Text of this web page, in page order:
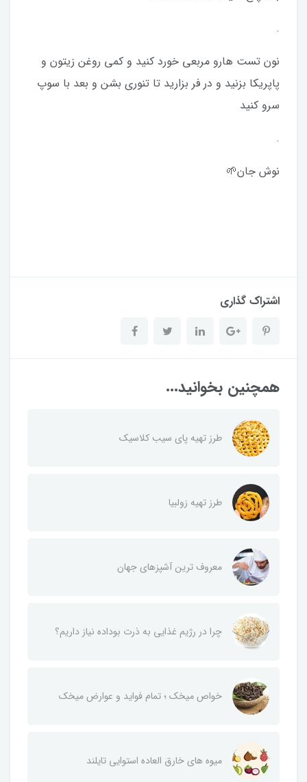
.
نون تست هارو مربعی خورد کنید و کمی روغن زیتون و
پاپریکا بزنید و در فر بزارید تا تنوری بشن و بعد با سوپ
سرو کنید
.
نوش جان🌱
اشتراک گذاری
همچنین بخوانید...
طرز تهیه پای سیب کلاسیک
طرز تهیه زولبیا
معروف ترین آشپزهای جهان
چرا در رژیم غذایی به ذرت بوداده نیاز داریم؟
خواص میخک ؛ تمام فواید و عوارض میخک
میوه های خارق العاده استوایی تایلند